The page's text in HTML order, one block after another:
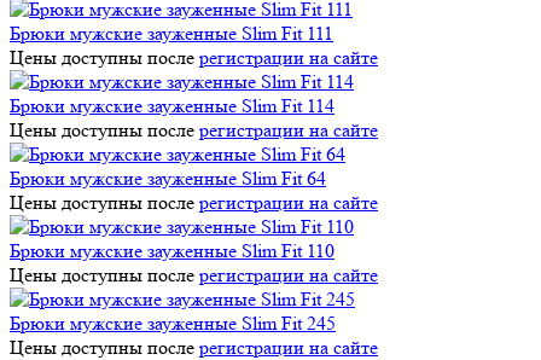
Брюки мужские зауженные Slim Fit 111
Цены доступны после регистрации на сайте
Брюки мужские зауженные Slim Fit 114
Цены доступны после регистрации на сайте
Брюки мужские зауженные Slim Fit 64
Цены доступны после регистрации на сайте
Брюки мужские зауженные Slim Fit 110
Цены доступны после регистрации на сайте
Брюки мужские зауженные Slim Fit 245
Цены доступны после регистрации на сайте